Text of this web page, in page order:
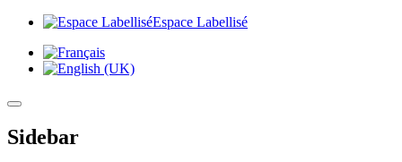
Espace Labellisé
Sidebar